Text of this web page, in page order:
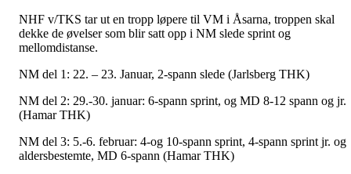
NHF v/TKS tar ut en tropp løpere til VM i Åsarna, troppen skal
dekke de øvelser som blir satt opp i NM slede sprint og
mellomdistanse.
NM del 1: 22. – 23. Januar, 2-spann slede (Jarlsberg THK)
NM del 2: 29.-30. januar: 6-spann sprint, og MD 8-12 spann og jr.
(Hamar THK)
NM del 3: 5.-6. februar: 4-og 10-spann sprint, 4-spann sprint jr. og
aldersbestemte, MD 6-spann (Hamar THK)